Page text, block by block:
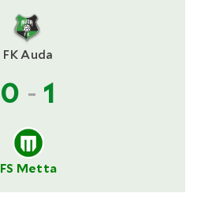
FK Auda
0 - 1
FS Metta